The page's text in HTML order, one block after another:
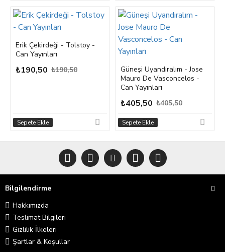
Erik Çekirdeği - Tolstoy -
Can Yayınları
₺190,50 ₺190,50
Sepete Ekle
Güneşi Uyandıralım - Jose
Mauro De Vasconcelos -
Can Yayınları
₺405,50 ₺405,50
Sepete Ekle
Bilgilendirme
Hakkımızda
Teslimat Bilgileri
Gizlilik İlkeleri
Şartlar & Koşullar